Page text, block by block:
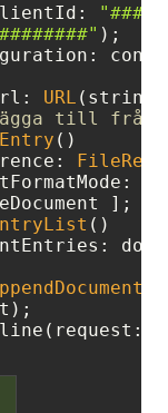
URL
till från
()
()